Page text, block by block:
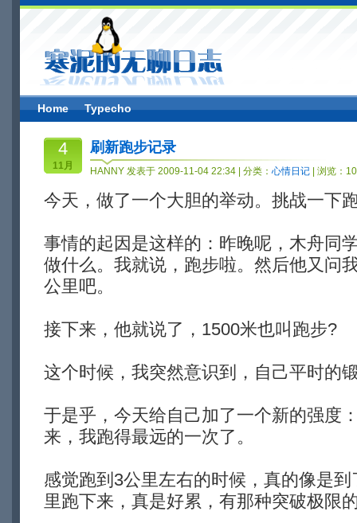
Home Typecho
4
11月
刷新跑步记录
HANNY 发表于 2009-11-04 22:34 | 分类： 心情日记 | 浏览：
今天，做了一个大胆的举动。挑战一下
事情的起因是这样的：昨晚呢，木舟同
做什么。我就说，跑步啦。然后他又问
公里吧。
接下来，他就说了，1500米也叫跑步?
这个时候，我突然意识到，自己平时的
于是乎，今天给自己加了一个新的强度
来，我跑得最远的一次了。
感觉跑到3公里左右的时候，真的像是
里跑下来，真是好累，有那种突破极限